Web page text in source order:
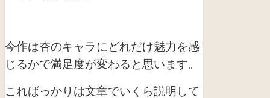
今作は杏のキャラにどれだけ魅力を感
じるかで満足度が変わると思います。
こればっかりは文章でいくら説明して